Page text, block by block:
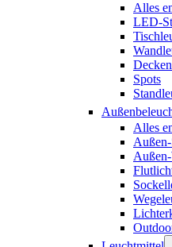
Alles
LED-
Spots
Alles